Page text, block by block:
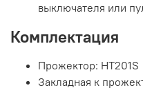
выключателя или
Комплектация
Прожектор: HT201S
Закладная к